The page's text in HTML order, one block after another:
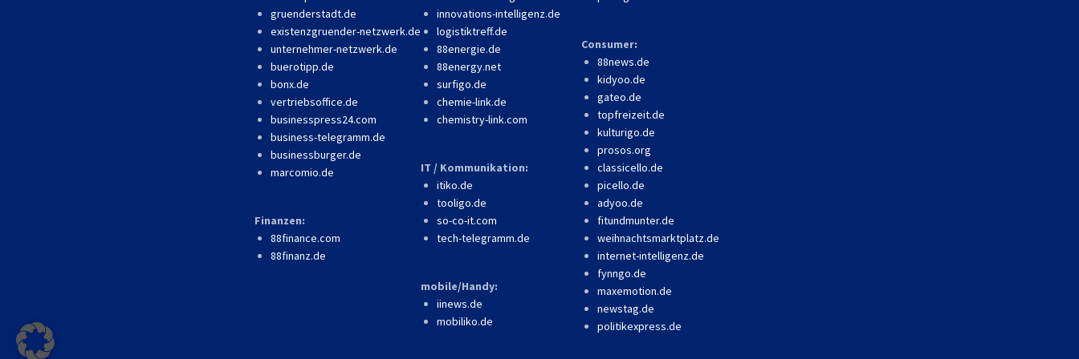
gruenderstadt.de
existenzgruender-netzwerk.de
unternehmer-netzwerk.de
buerotipp.de
bonx.de
vertriebsoffice.de
businesspress24.com
business-telegramm.de
businessburger.de
marcomio.de
Finanzen:
88finance.com
88finanz.de
innovations-intelligenz.de
logistiktreff.de
88energie.de
88energy.net
surfigo.de
chemie-link.de
chemistry-link.com
IT / Kommunikation:
itiko.de
tooligo.de
so-co-it.com
tech-telegramm.de
mobile/Handy:
iinews.de
mobiliko.de
Consumer:
88news.de
kidyoo.de
gateo.de
topfreizeit.de
kulturigo.de
prosos.org
classicello.de
picello.de
adyoo.de
fitundmunter.de
weihnachtsmarktplatz.de
internet-intelligenz.de
fynngo.de
maxemotion.de
newstag.de
politikexpress.de